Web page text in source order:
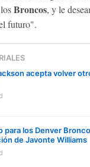
Broncos, y le
futuro".
acepta volver
para los Denver
de Javonte Williams